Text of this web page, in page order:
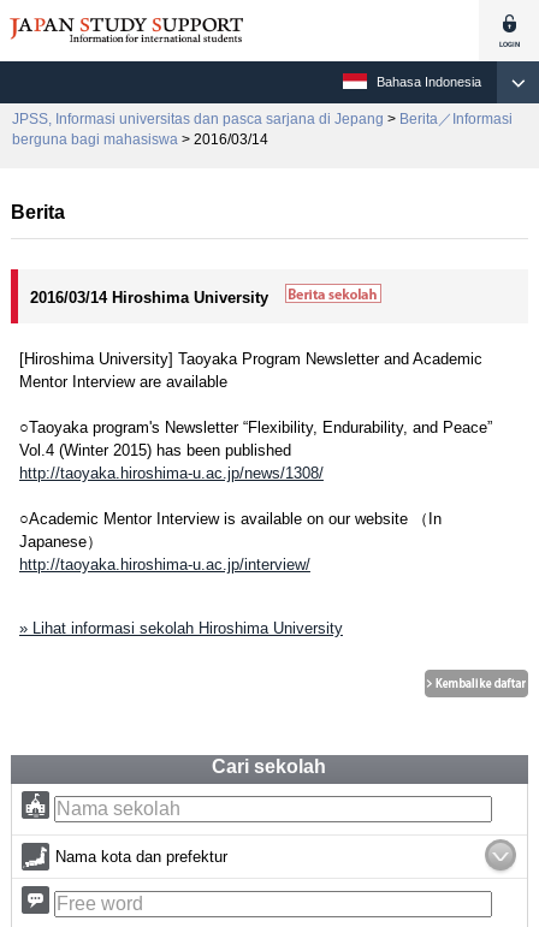
Bahasa Indonesia
JPSS, Informasi universitas dan pasca sarjana di Jepang > Berita／Informasi
berguna bagi mahasiswa > 2016/03/14
Berita
2016/03/14 Hiroshima University
[Hiroshima University] Taoyaka Program Newsletter and Academic
Mentor Interview are available
○Taoyaka program's Newsletter “Flexibility, Endurability, and Peace”
Vol.4 (Winter 2015) has been published
http://taoyaka.hiroshima-u.ac.jp/news/1308/
○Academic Mentor Interview is available on our website （In
Japanese）
http://taoyaka.hiroshima-u.ac.jp/interview/
» Lihat informasi sekolah Hiroshima University
Cari sekolah
Nama kota dan prefektur